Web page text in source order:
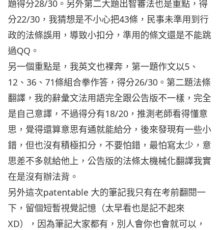
題得分28/30。另外第二大題出智審法也是重點，得
分22/30，我猜想是不小心把43條，民事未準用到行
政的法條誤用，導致小扣分，準用的條文還是不能跳
過QQ。
另一個重點是，我英文也裸奔，第一題作文以5、
12、36、71條組合拳作答，得分26/30。第二題法條
翻譯，我的辭彙文法用語完全跟公告版不一樣，完全
是自己意譯，不過得分有18/20，推測老師看得懂意
思，覺得還算意思有通就能給分，後來發現有一些小
錯，但也沒有積極扣分，不要怕錯，最怕寫太少，意
思差不多就給他上，公告版的法條太機械化翻譯我實
在是沒有辦法背。
另外這次patentable 大的筆記我只有在考前翻閱一
下，留個短暫視覺記憶（太早看也是記不起來
XD），因為筆記大家都有，別人會你也會就可以，